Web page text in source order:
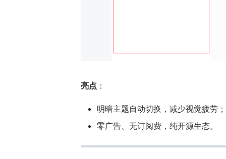
亮点 ：
明暗主题自动切换，减少视觉疲劳；
零广告、无订阅费，纯开源生态。